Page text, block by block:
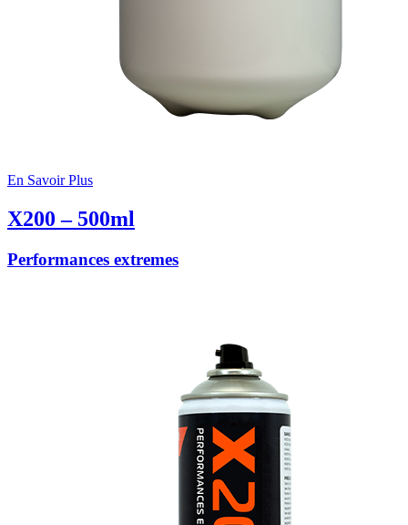
En Savoir Plus
X200 – 500ml
Performances extremes